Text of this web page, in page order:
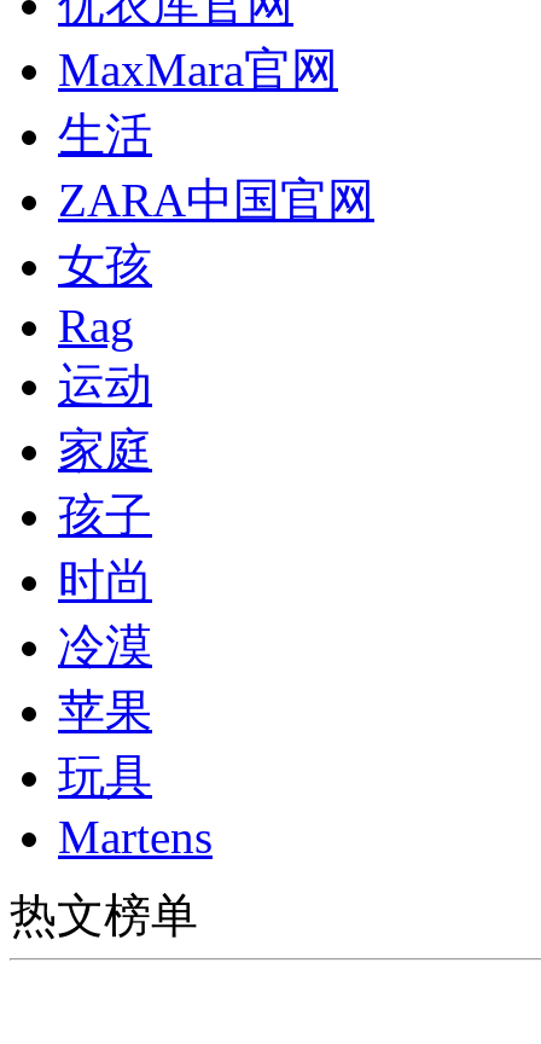
MaxMara官网
生活
ZARA中国官网
女孩
Rag
运动
家庭
孩子
时尚
冷漠
苹果
玩具
Martens
热文榜单